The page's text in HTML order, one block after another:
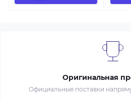
Оригинальная
Официальные поставки